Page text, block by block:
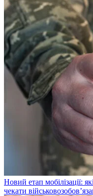
Новий етап мобілізації:
чекати